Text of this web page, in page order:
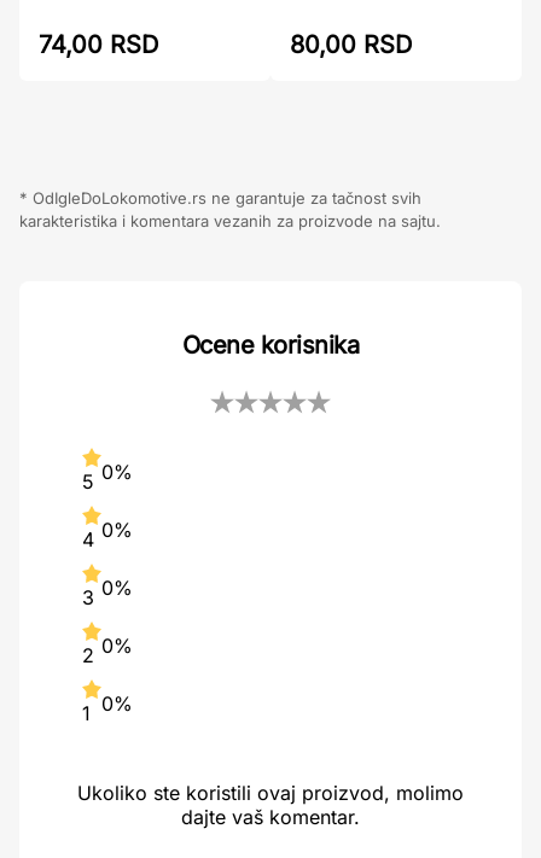
74,00 RSD 80,00 RSD
* OdIgleDoLokomotive.rs ne garantuje za tačnost svih
karakteristika i komentara vezanih za proizvode na sajtu.
Ocene korisnika
5 0%
4 0%
3 0%
2 0%
1 0%
Ukoliko ste koristili ovaj proizvod, molimo
dajte vaš komentar.